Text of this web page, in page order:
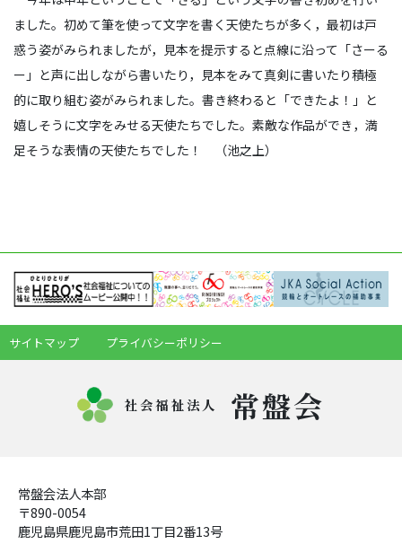
ました。初めて筆を使って文字を書く天使たちが多く，最初は戸
惑う姿がみられましたが，見本を提示すると点線に沿って「さーる
ー」と声に出しながら書いたり，見本をみて真剣に書いたり積極
的に取り組む姿がみられました。書き終わると「できたよ！」と
嬉しそうに文字をみせる天使たちでした。素敵な作品ができ，満
足そうな表情の天使たちでした！ （池之上）
サイトマップ プライバシーポリシー
社会福祉法人 常盤会
常盤会法人本部
〒890-0054
鹿児島県鹿児島市荒田1丁目2番13号